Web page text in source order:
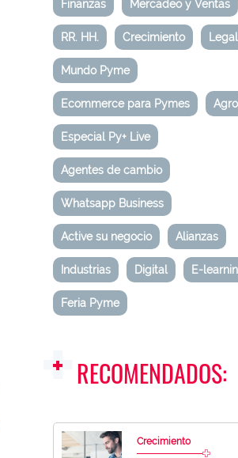
Finanzas Mercadeo y Ventas
RR. HH. Crecimiento Legal
Mundo Pyme
Ecommerce para Pymes Agro
Especial Py+ Live
Agentes de cambio
Whatsapp Business
Active su negocio Alianzas
Industrias Digital E-
Feria Pyme
RECOMENDADOS:
Crecimiento